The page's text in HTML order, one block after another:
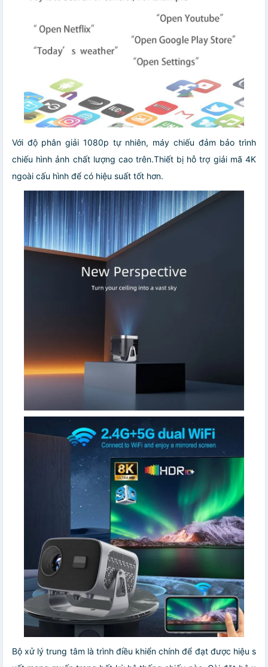
Với độ phân giải 1080p tự nhiên, máy chiếu đảm bảo trình
chiếu hình ảnh chất lượng cao trên.Thiết bị hỗ trợ giải mã 4K
ngoài cấu hình để có hiệu suất tốt hơn.
Bộ xử lý trung tâm là trình điều khiển chính để đạt được hiệu s